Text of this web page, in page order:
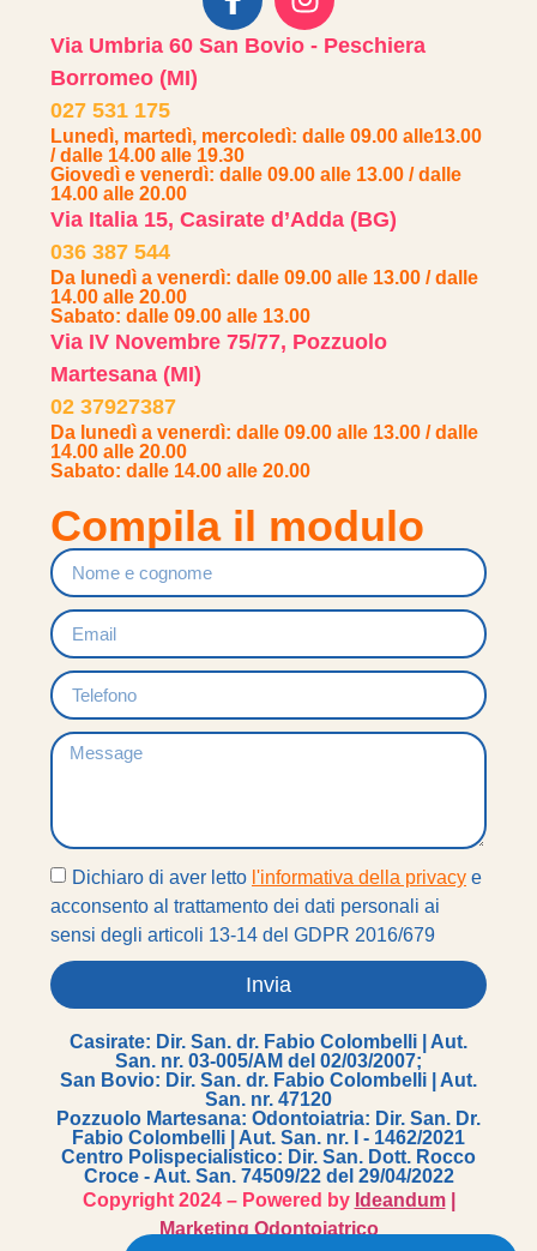
Via Umbria 60 San Bovio - Peschiera
Borromeo (MI)
027 531 175
Lunedì, martedì, mercoledì: dalle 09.00 alle13.00
/ dalle 14.00 alle 19.30
Giovedì e venerdì: dalle 09.00 alle 13.00 / dalle
14.00 alle 20.00
Via Italia 15, Casirate d’Adda (BG)
036 387 544
Da lunedì a venerdì: dalle 09.00 alle 13.00 / dalle
14.00 alle 20.00
Sabato: dalle 09.00 alle 13.00
Via IV Novembre 75/77, Pozzuolo
Martesana (MI)
02 37927387
Da lunedì a venerdì: dalle 09.00 alle 13.00 / dalle
14.00 alle 20.00
Sabato: dalle 14.00 alle 20.00
Compila il modulo
Dichiaro di aver letto l'informativa della privacy e
acconsento al trattamento dei dati personali ai
sensi degli articoli 13-14 del GDPR 2016/679
Invia
Casirate: Dir. San. dr. Fabio Colombelli | Aut.
San. nr. 03-005/AM del 02/03/2007;
San Bovio: Dir. San. dr. Fabio Colombelli | Aut.
San. nr. 47120
Pozzuolo Martesana: Odontoiatria: Dir. San. Dr.
Fabio Colombelli | Aut. San. nr. I - 1462/2021
Centro Polispecialistico: Dir. San. Dott. Rocco
Croce - Aut. San. 74509/22 del 29/04/2022
Copyright 2024 – Powered by Ideandum|
Marketing Odontoiatrico